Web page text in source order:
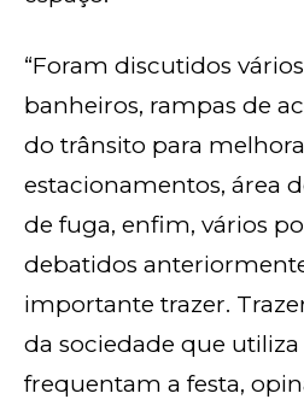
“Foram discutidos
banheiros, rampas de
do trânsito para
estacionamentos, área
de fuga, enfim, vários
debatidos
importante trazer.
da sociedade que utiliza
frequentam a festa,